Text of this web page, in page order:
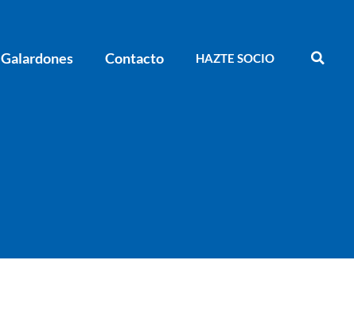
Galardones Contacto HAZTE SOCIO